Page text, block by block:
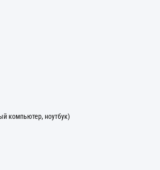
компьютер, ноутбук)